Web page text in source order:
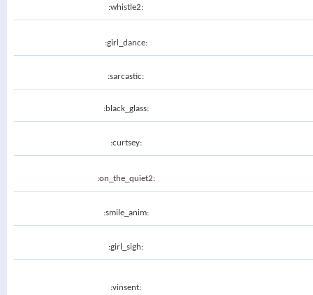
:whistle2:
:girl_dance:
:sarcastic:
:black_glass:
:curtsey:
:on_the_quiet2:
:smile_anim:
:girl_sigh:
:vinsent: